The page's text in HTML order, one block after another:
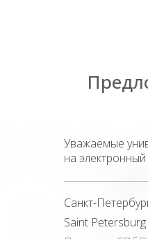
Saint
Уважаемые
на
Санкт-